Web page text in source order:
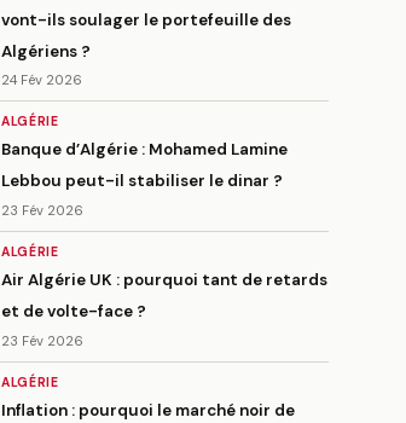
vont-ils soulager le portefeuille des
Algériens ?
24 Fév 2026
ALGÉRIE
Banque d’Algérie : Mohamed Lamine
Lebbou peut-il stabiliser le dinar ?
23 Fév 2026
ALGÉRIE
Air Algérie UK : pourquoi tant de retards
et de volte-face ?
23 Fév 2026
ALGÉRIE
Inflation : pourquoi le marché noir de